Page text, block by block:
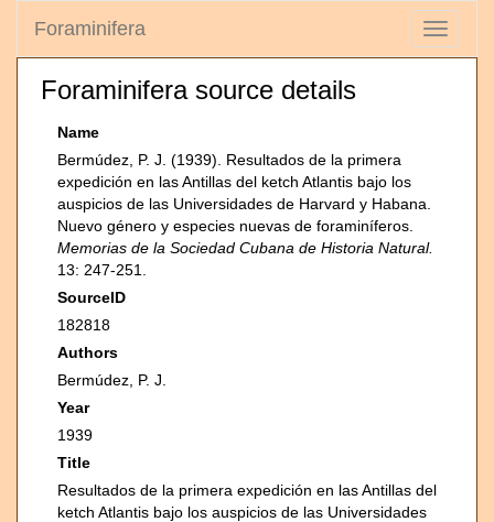
Toggle
Foraminifera
Foraminifera source details
Name
Bermúdez, P. J. (1939). Resultados de la primera
expedición en las Antillas del ketch Atlantis bajo los
auspicios de las Universidades de Harvard y Habana.
Nuevo género y especies nuevas de foraminíferos.
Memorias de la Sociedad Cubana de Historia Natural.
13: 247-251.
SourceID
182818
Authors
Bermúdez, P. J.
Year
1939
Title
Resultados de la primera expedición en las Antillas del
ketch Atlantis bajo los auspicios de las Universidades